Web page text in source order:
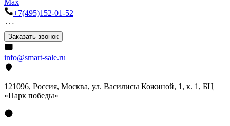
Max
+7(495)152-01-52
Заказать звонок
info@smart-sale.ru
121096, Россия, Москва, ул. Василисы Кожиной, 1, к. 1, БЦ
«Парк победы»